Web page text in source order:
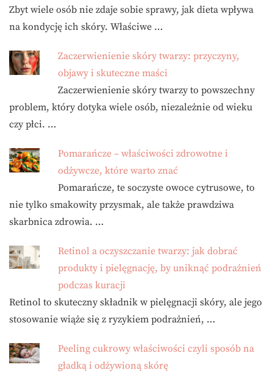
Zbyt wiele osób nie zdaje sobie sprawy, jak dieta wpływa
na kondycję ich skóry. Właściwe …
Zaczerwienienie skóry twarzy: przyczyny,
objawy i skuteczne maści
Zaczerwienienie skóry twarzy to powszechny
problem, który dotyka wiele osób, niezależnie od wieku
czy płci. …
Pomarańcze – właściwości zdrowotne i
odżywcze, które warto znać
Pomarańcze, te soczyste owoce cytrusowe, to
nie tylko smakowity przysmak, ale także prawdziwa
skarbnica zdrowia. …
Retinol a oczyszczanie twarzy: jak dobrać
produkty i pielęgnację, by uniknąć podrażnień
podczas kuracji
Retinol to skuteczny składnik w pielęgnacji skóry, ale jego
stosowanie wiąże się z ryzykiem podrażnień, …
Peeling cukrowy właściwości czyli sposób na
gładką i odżywioną skórę